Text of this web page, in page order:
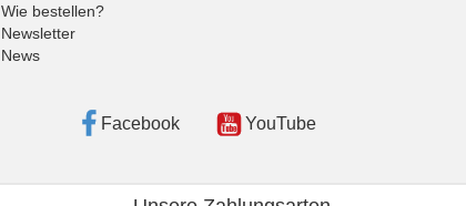
Wie bestellen?
Newsletter
News
Facebook YouTube